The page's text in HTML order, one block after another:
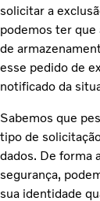
solicitar a
podemos ter
de
esse pedido de
notificado da
Sabemos que
tipo de
dados. De forma
segurança,
sua identidade